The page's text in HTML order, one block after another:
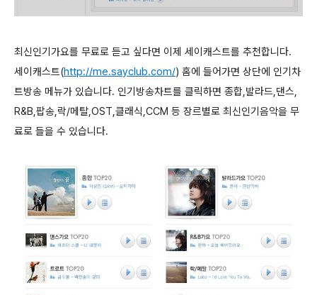
최신인기가요를 무료로 듣고 싶다면 이제 세이캐스트를 추천합니다.
세이캐스트(http://me.sayclub.com/) 홈에 들어가면 상단에 인기차
트방송 메뉴가 있습니다. 인기방송차트를 클릭하면 종합,발라드,댄스,
R&B,팝송,락/메탈,OST,클래식,CCM 등 장르별로 최신인기음악을 무
료로 들을 수 있습니다.